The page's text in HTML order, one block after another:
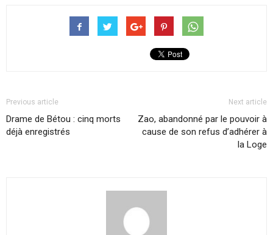
Previous article
Drame de Bétou : cinq morts
déjà enregistrés
Next article
Zao, abandonné par le pouvoir à
cause de son refus d’adhérer à
la Loge